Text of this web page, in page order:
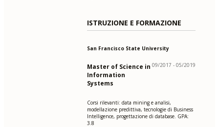
ISTRUZIONE E FORMAZIONE
San Francisco State University
Master of Science in
Information
Systems
09/2017 - 05/2019
Corsi rilevanti: data mining e analisi,
modellazione predittiva, tecnologie di Business
Intelligence, progettazione di database. GPA:
3.8